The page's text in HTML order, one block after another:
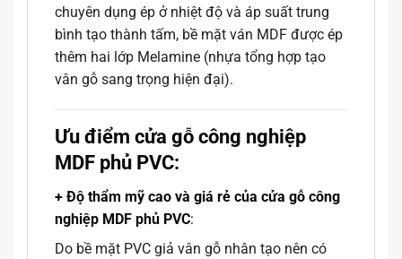
chuyên dụng ép ở nhiệt độ và áp suất trung
bình tạo thành tấm, bề mặt ván MDF được ép
thêm hai lớp Melamine (nhựa tổng hợp tạo
vân gỗ sang trọng hiện đại).
Ưu điểm cửa gỗ công nghiệp
MDF phủ PVC:
+ Độ thẩm mỹ cao và giá rẻ của cửa gỗ công
nghiệp MDF phủ PVC:
Do bề mặt PVC giả vân gỗ nhân tạo nên có